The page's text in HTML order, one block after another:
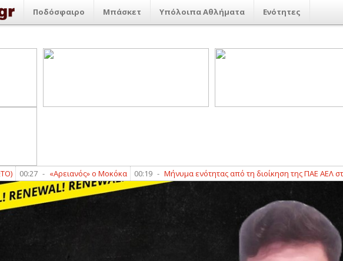
Ποδόσφαιρο Μπάσκετ Υπόλοιπα Αθλήματα Ενότητες
- «Αρειανός» ο Μοκόκα 00:19 - Μήνυμα ενότητας από τη διοίκηση της ΠΑΕ ΑΕΛ στο